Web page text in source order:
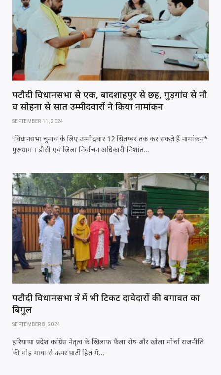
पटौदी विधानसभा से एक, बादशाहपुर से छह, गुड़गांव से नौ
व सोहना से सात उम्मीदवारों ने किया नामांकन
SEPTEMBER 11, 2024
विधानसभा चुनाव के लिए उम्मीदवार 12 सितम्बर तक कर सकते हैं नामांकन*
गुरूग्राम । डीसी एवं जिला निर्वाचन अधिकारी निशांत…
पटौदी विधानसभा क्षेत्र में भी टिकट दावेदारों की बगावत का
बिगुल
SEPTEMBER 8, 2024
हरियाणा प्रदेश कांग्रेस नेतृत्व के खिलाफ फैला रोष और खोला मोर्चा राजनीति
की मोह माया से ऊपर पार्टी हित में…